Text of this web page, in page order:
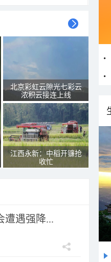
北京彩虹云隙光七彩云
浓积云接连上线
江西永新：中稻开镰抢
收忙
遭遇强降...